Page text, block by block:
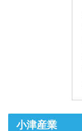
小津産業